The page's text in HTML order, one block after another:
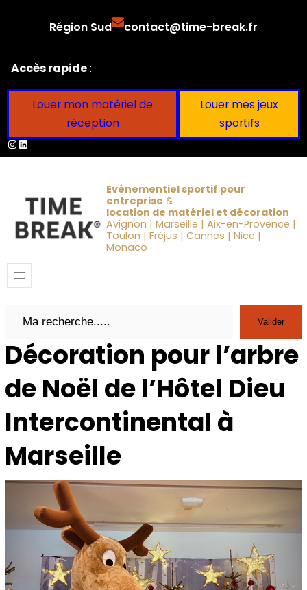
Région Sud contact@time-break.fr
Accès rapide:
Louer mon matériel de
réception
Louer mes jeux
sportifs
Instagram
LinkedIn
Evénementiel sportif pour
entreprise &
location de matériel et décoration
Avignon | Marseille | Aix-en-Provence |
Toulon | Fréjus | Cannes | Nice |
Monaco
Search Valider
Décoration pour l’arbre
de Noël de l’Hôtel Dieu
Intercontinental à
Marseille